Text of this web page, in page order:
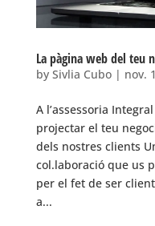
La pàgina web del teu
by Sivlia Cubo| nov.
A l’assessoria
projectar el teu
dels nostres clients
col.laboració que us
per el fet de ser
a...